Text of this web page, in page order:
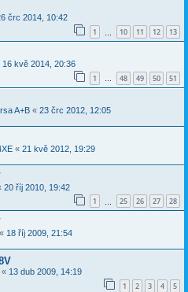
črc 2014, 10:42
1 10 11 12 13
16 kvě 2014, 20:36
1 … 48 49 50 51
A+B « 23 črc 2012, 12:05
« 21 kvě 2012, 19:29
20 říj 2010, 19:42
1 25 26 27 28
« 18 říj 2009, 21:54
« 13 dub 2009, 14:19
1 2 3 4 5